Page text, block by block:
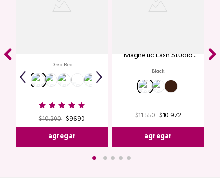
Deep Red
$10.200 $9690
agregar
Magnetic Lash Studio
Black
$11.550 $ 10.972
agregar